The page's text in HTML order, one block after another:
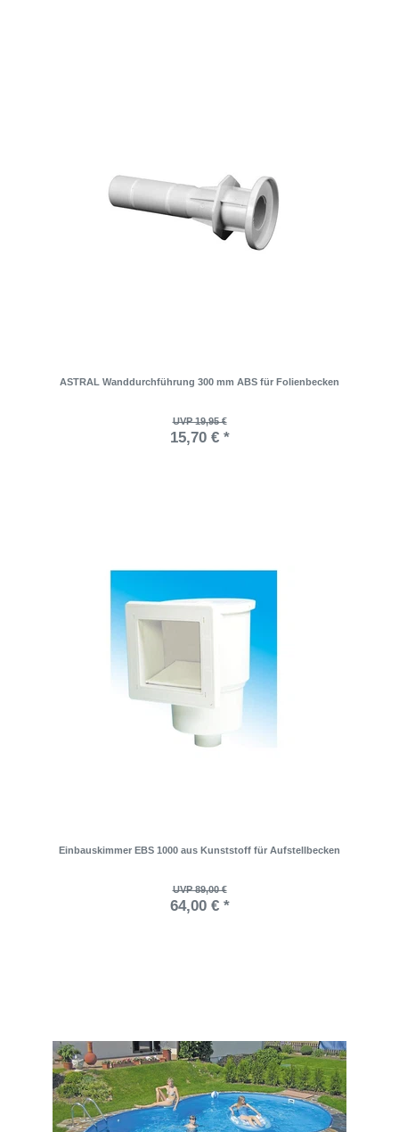
ASTRAL Wanddurchführung 300 mm ABS für Folienbecken
UVP 19,95 €
15,70 € *
Einbauskimmer EBS 1000 aus Kunststoff für Aufstellbecken
UVP 89,00 €
64,00 € *